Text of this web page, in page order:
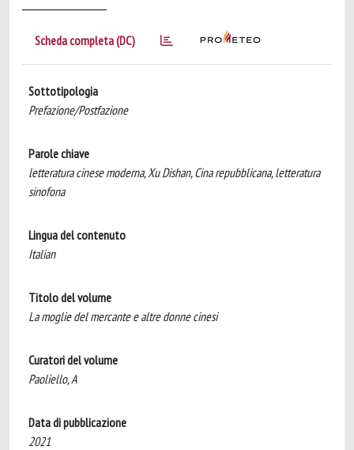
Scheda completa (DC)
Sottotipologia
Prefazione/Postfazione
Parole chiave
letteratura cinese moderna, Xu Dishan, Cina repubblicana, letteratura
sinofona
Lingua del contenuto
Italian
Titolo del volume
La moglie del mercante e altre donne cinesi
Curatori del volume
Paoliello, A
Data di pubblicazione
2021